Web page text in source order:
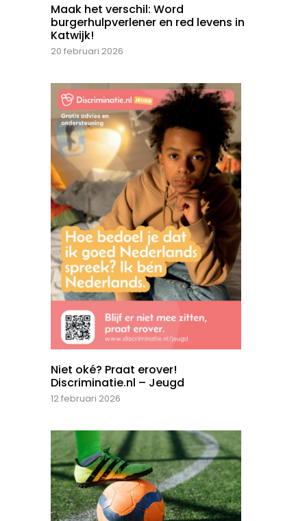
Maak het verschil: Word
burgerhulpverlener en red levens in
Katwijk!
20 februari 2026
Niet oké? Praat erover!
Discriminatie.nl – Jeugd
12 februari 2026